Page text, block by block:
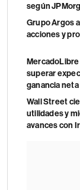
según
Grupo Argos
acciones y
MercadoLibre
superar
ganancia neta
Wall Street
utilidades y
avances con